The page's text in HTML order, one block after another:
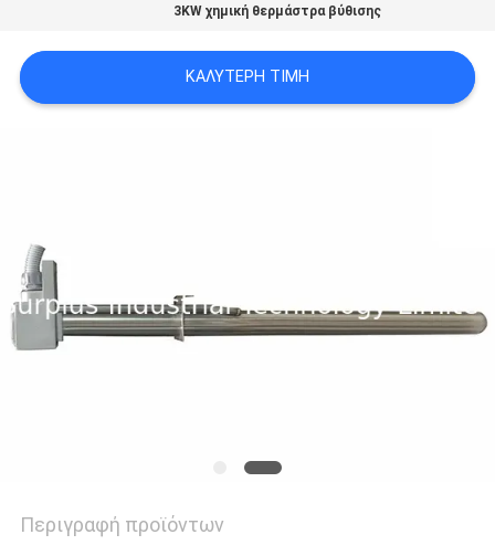
PRIVACY
3KW χημική θερμάστρα βύθισης
ΚΑΛΎΤΕΡΗ ΤΙΜΉ
Περιγραφή προϊόντων